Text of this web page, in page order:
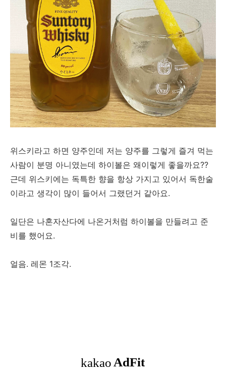
위스키라고 하면 양주인데 저는 양주를 그렇게 즐겨 먹는
사람이 분명 아니였는데 하이볼은 왜이렇게 좋을까요??
근데 위스키에는 독특한 향을 항상 가지고 있어서 독한술
이라고 생각이 많이 들어서 그랬던거 같아요.
일단은 나혼자산다에 나온거처럼 하이볼을 만들려고 준
비를 했어요.
얼음. 레몬 1조각.